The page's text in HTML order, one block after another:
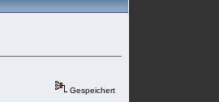
Gespeichert